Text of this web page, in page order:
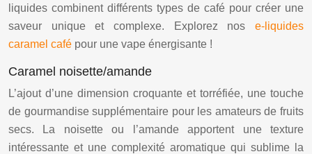
liquides combinent différents types de café pour créer une
saveur unique et complexe. Explorez nos e-liquides
caramel café pour une vape énergisante !
Caramel noisette/amande
L’ajout d’une dimension croquante et torréfiée, une touche
de gourmandise supplémentaire pour les amateurs de fruits
secs. La noisette ou l’amande apportent une texture
intéressante et une complexité aromatique qui sublime la